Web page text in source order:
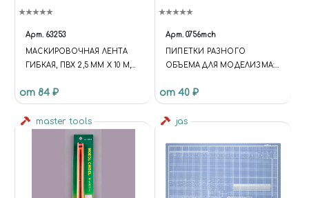
Арт. 63253
МАСКИРОВОЧНАЯ ЛЕНТА
ГИБКАЯ, ПВХ 2,5 ММ Х 10 М,
от 84 ₽
Арт. 0756mch
ПИПЕТКИ РАЗНОГО
ОБЪЕМА ДЛЯ МОДЕЛИЗМА:
от 40 ₽
master tools jas